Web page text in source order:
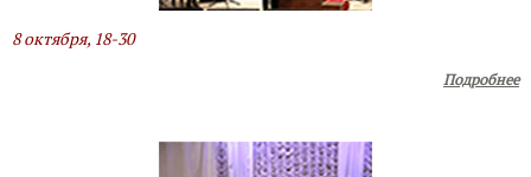
8 октября, 18-30
Подробнее